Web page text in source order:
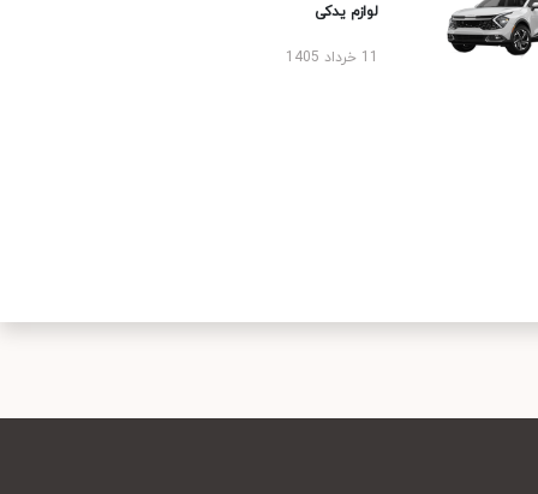
لوازم یدکی